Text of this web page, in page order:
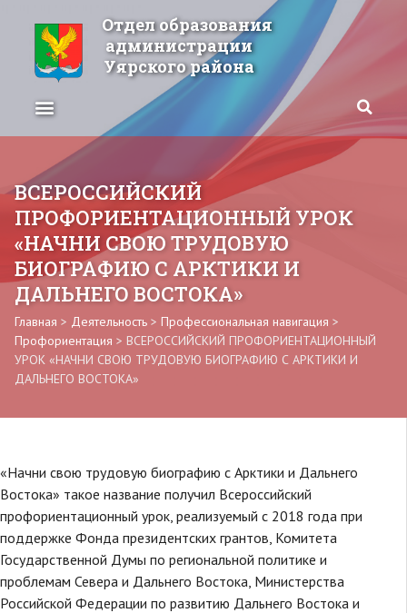
Отдел образования
администрации
Уярского района
ВСЕРОССИЙСКИЙ
ПРОФОРИЕНТАЦИОННЫЙ УРОК
«НАЧНИ СВОЮ ТРУДОВУЮ
БИОГРАФИЮ С АРКТИКИ И
ДАЛЬНЕГО ВОСТОКА»
Главная > Деятельность > Профессиональная навигация >
Профориентация > ВСЕРОССИЙСКИЙ ПРОФОРИЕНТАЦИОННЫЙ
УРОК «НАЧНИ СВОЮ ТРУДОВУЮ БИОГРАФИЮ С АРКТИКИ И
ДАЛЬНЕГО ВОСТОКА»
«Начни свою трудовую биографию с Арктики и Дальнего
Востока» такое название получил Всероссийский
профориентационный урок, реализуемый с 2018 года при
поддержке Фонда президентских грантов, Комитета
Государственной Думы по региональной политике и
проблемам Севера и Дальнего Востока, Министерства
Российской Федерации по развитию Дальнего Востока и